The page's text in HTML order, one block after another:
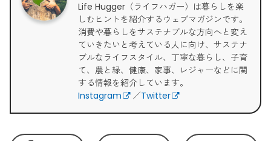
Life Hugger（ライフハガー）は暮らしを楽
しむヒントを紹介するウェブマガジンです。
消費や暮らしをサステナブルな方向へと変え
ていきたいと考えている人に向け、サステナ
ブルなライフスタイル、丁寧な暮らし、子育
て、農と緑、健康、家事、レジャーなどに関
する情報を紹介しています。
Instagram
／Twitter